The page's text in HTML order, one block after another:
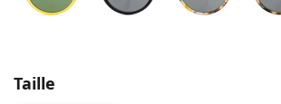
Choisissez les paramètres
Taille